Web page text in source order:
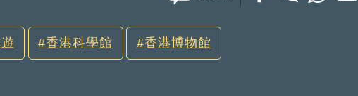
香港科學館 香港博物館